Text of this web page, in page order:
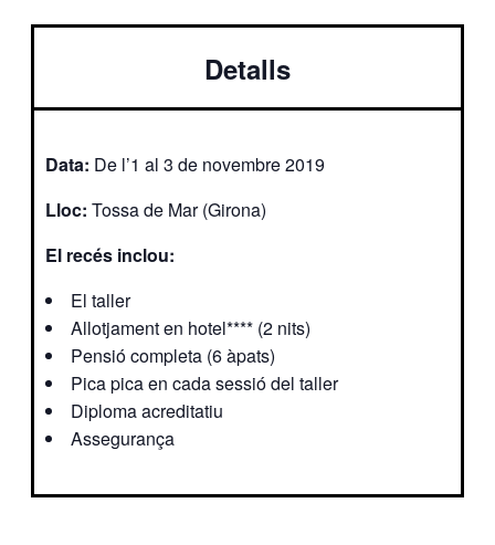
Detalls
Data: De l’1 al 3 de novembre 2019
Lloc: Tossa de Mar (Girona)
El recés inclou:
El taller
Allotjament en hotel**** (2 nits)
Pensió completa (6 àpats)
Pica pica en cada sessió del taller
Diploma acreditatiu
Assegurança